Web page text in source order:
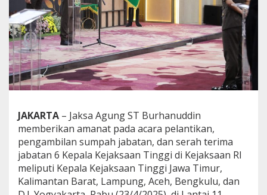
K
e
p
a
l
a
K
e
k
s
a
a
n
T
i
JAKARTA – Jaksa Agung ST Burhanuddin
memberikan amanat pada acara pelantikan,
pengambilan sumpah jabatan, dan serah terima
jabatan 6 Kepala Kejaksaan Tinggi di Kejaksaan RI
meliputi Kepala Kejaksaan Tinggi Jawa Timur,
Kalimantan Barat, Lampung, Aceh, Bengkulu, dan